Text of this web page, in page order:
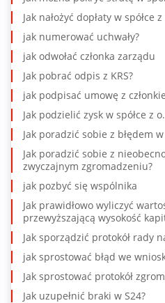
Jak nałożyć dopłaty w spółce z
jak numerować uchwały?
jak odwołać członka zarządu
Jak pobrać odpis z KRS?
jak podpisać umowę z
Jak podzielić zysk w spółce z
Jak poradzić sobie z błędem w
Jak poradzić sobie z
zwyczajnym zgromadzeniu?
jak pozbyć się wspólnika
Jak prawidłowo wyliczyć
przewyższającą wysokość
Jak sporządzić protokół rady
jak sprostować błąd we
Jak sprostować protokół
Jak uzupełnić braki w S24?